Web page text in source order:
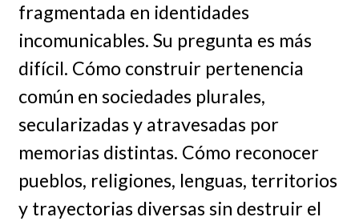
fragmentada en identidades
incomunicables. Su pregunta es más
difícil. Cómo construir pertenencia
común en sociedades plurales,
secularizadas y atravesadas por
memorias distintas. Cómo reconocer
pueblos, religiones, lenguas, territorios
y trayectorias diversas sin destruir el